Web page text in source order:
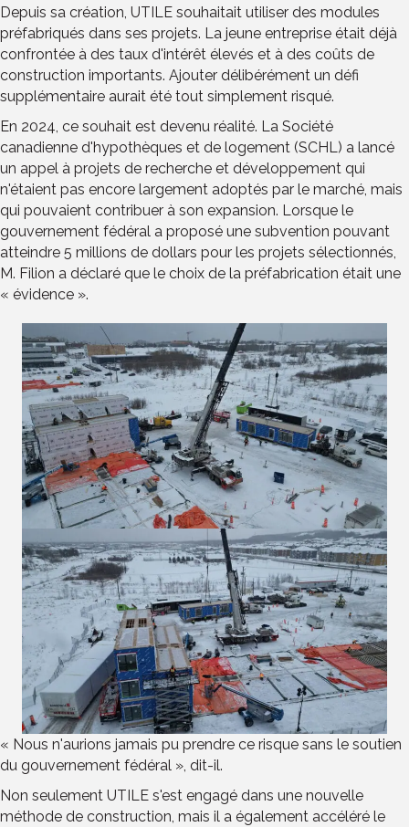
Depuis sa création, UTILE souhaitait utiliser des modules
préfabriqués dans ses projets. La jeune entreprise était déjà
confrontée à des taux d'intérêt élevés et à des coûts de
construction importants. Ajouter délibérément un défi
supplémentaire aurait été tout simplement risqué.
En 2024, ce souhait est devenu réalité. La Société
canadienne d'hypothèques et de logement (SCHL) a lancé
un appel à projets de recherche et développement qui
n'étaient pas encore largement adoptés par le marché, mais
qui pouvaient contribuer à son expansion. Lorsque le
gouvernement fédéral a proposé une subvention pouvant
atteindre 5 millions de dollars pour les projets sélectionnés,
M. Filion a déclaré que le choix de la préfabrication était une
« évidence ».
« Nous n'aurions jamais pu prendre ce risque sans le soutien
du gouvernement fédéral », dit-il.
Non seulement UTILE s'est engagé dans une nouvelle
méthode de construction, mais il a également accéléré le